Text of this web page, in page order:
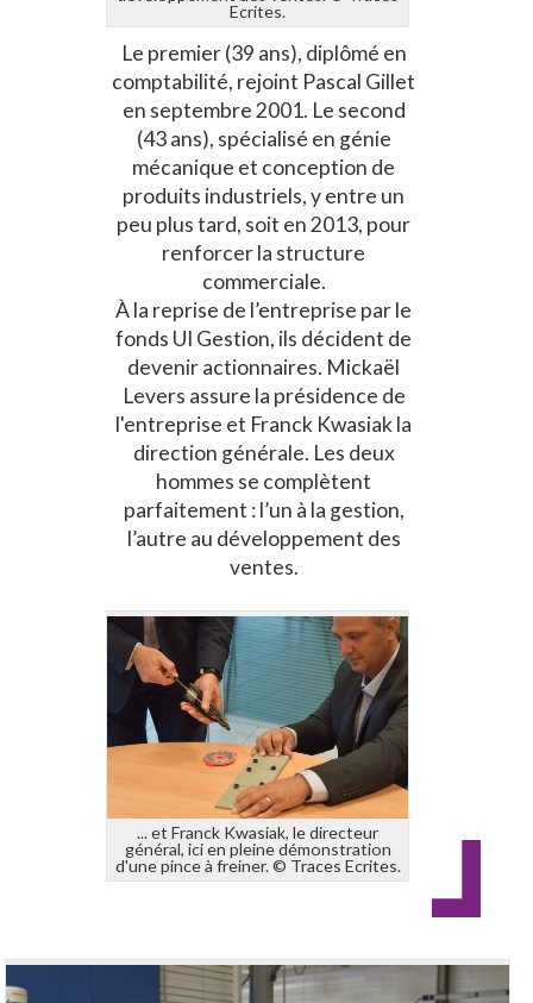
Ecrites.
Le premier (39 ans), diplômé en
comptabilité, rejoint Pascal Gillet
en septembre 2001. Le second
(43 ans), spécialisé en génie
mécanique et conception de
produits industriels, y entre un
peu plus tard, soit en 2013, pour
renforcer la structure
commerciale.
À la reprise de l’entreprise par le
fonds UI Gestion, ils décident de
devenir actionnaires. Mickaël
Levers assure la présidence de
l'entreprise et Franck Kwasiak la
direction générale. Les deux
hommes se complètent
parfaitement : l’un à la gestion,
l’autre au développement des
ventes.
... et Franck Kwasiak, le directeur
général, ici en pleine démonstration
d'une pince à freiner. © Traces Ecrites.